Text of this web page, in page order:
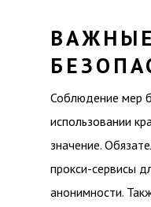
Соблюдение мер
использовании
значение.
прокси-сервисы
анонимности.